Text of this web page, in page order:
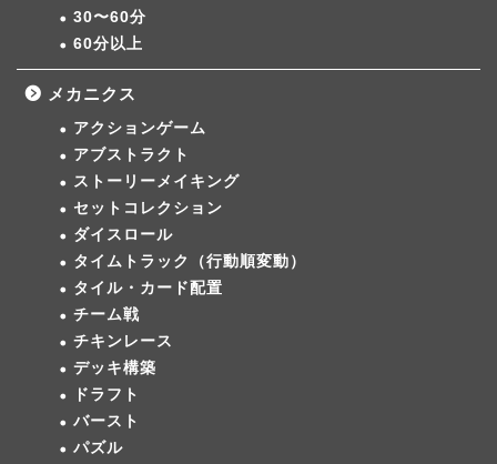
30〜60分
60分以上
メカニクス
アクションゲーム
アブストラクト
ストーリーメイキング
セットコレクション
ダイスロール
タイムトラック（行動順変動）
タイル・カード配置
チーム戦
チキンレース
デッキ構築
ドラフト
バースト
パズル